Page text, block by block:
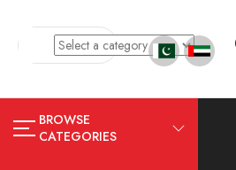
BROWSE
CATEGORIES